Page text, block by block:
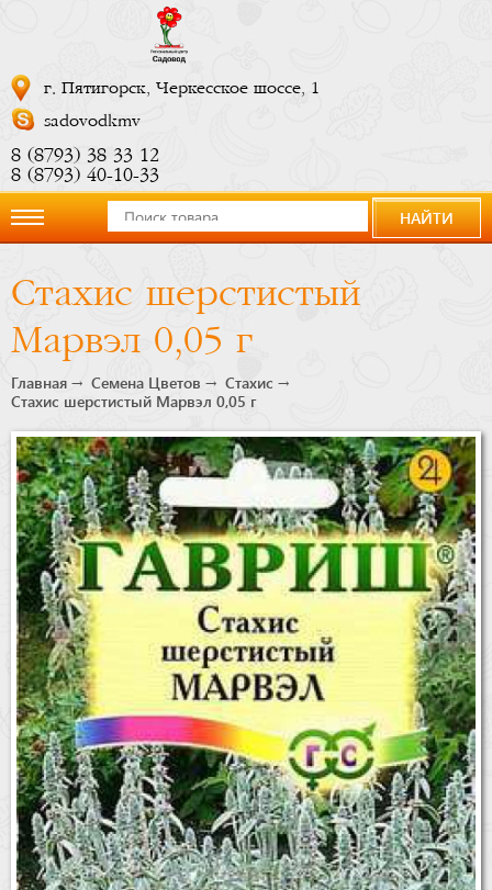
г. Пятигорск, Черкесское шоссе, 1
sadovodkmv
8 (8793) 38 33 12
8 (8793) 40-10-33
компании
Новости
Купить
сейчас
Бренды
Доставка
Оптовикам
НАЙТИ
Стахис шерстистый
Марвэл 0,05 г
Главная Семена Цветов
Стахис
Стахис шерстистый Марвэл 0,05 г